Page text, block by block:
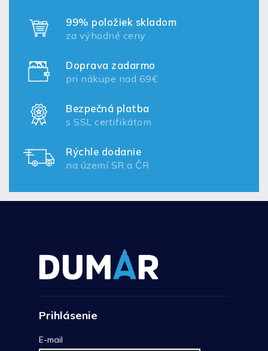
99% položiek skladom
za výhodné ceny
Doprava zadarmo
pri nákupe nad 69€
Bezpečná platba
s SSL certifikátom
Rýchle dodanie
na území SR a ČR
Prihlásenie
E-mail